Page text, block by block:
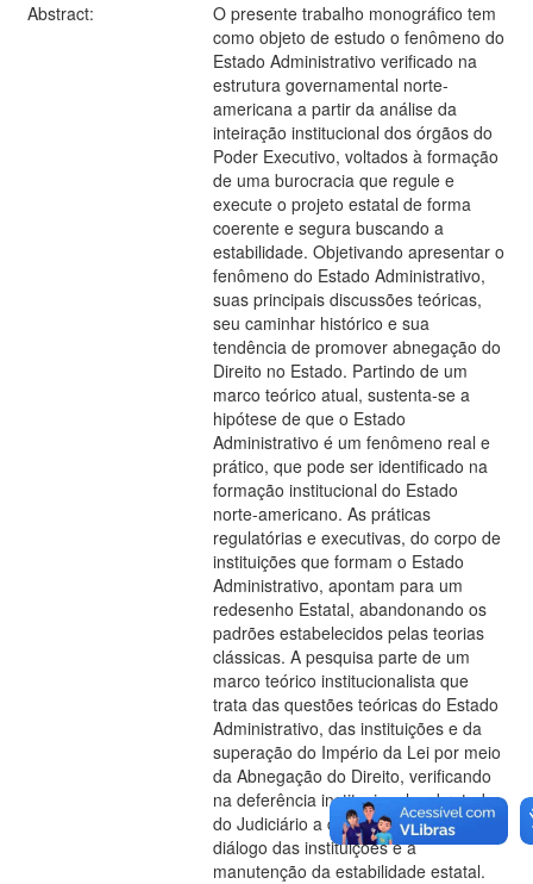
Abstract:
O presente trabalho monográfico tem
como objeto de estudo o fenômeno do
Estado Administrativo verificado na
estrutura governamental norte-
americana a partir da análise da
inteiração institucional dos órgãos do
Poder Executivo, voltados à formação
de uma burocracia que regule e
execute o projeto estatal de forma
coerente e segura buscando a
estabilidade. Objetivando apresentar o
fenômeno do Estado Administrativo,
suas principais discussões teóricas,
seu caminhar histórico e sua
tendência de promover abnegação do
Direito no Estado. Partindo de um
marco teórico atual, sustenta-se a
hipótese de que o Estado
Administrativo é um fenômeno real e
prático, que pode ser identificado na
formação institucional do Estado
norte-americano. As práticas
regulatórias e executivas, do corpo de
instituições que formam o Estado
Administrativo, apontam para um
redesenho Estatal, abandonando os
padrões estabelecidos pelas teorias
clássicas. A pesquisa parte de um
marco teórico institucionalista que
trata das questões teóricas do Estado
Administrativo, das instituições e da
superação do Império da Lei por meio
da Abnegação do Direito, verificando
na deferência institucional, sobretudo
do Judiciário a chave para melhor
diálogo das instituições e a
manutenção da estabilidade estatal.